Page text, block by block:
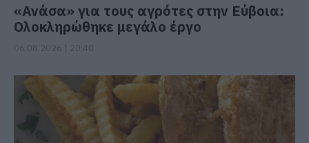
«Ανάσα» για τους αγρότες στην Εύβοια:
Ολοκληρώθηκε μεγάλο έργο